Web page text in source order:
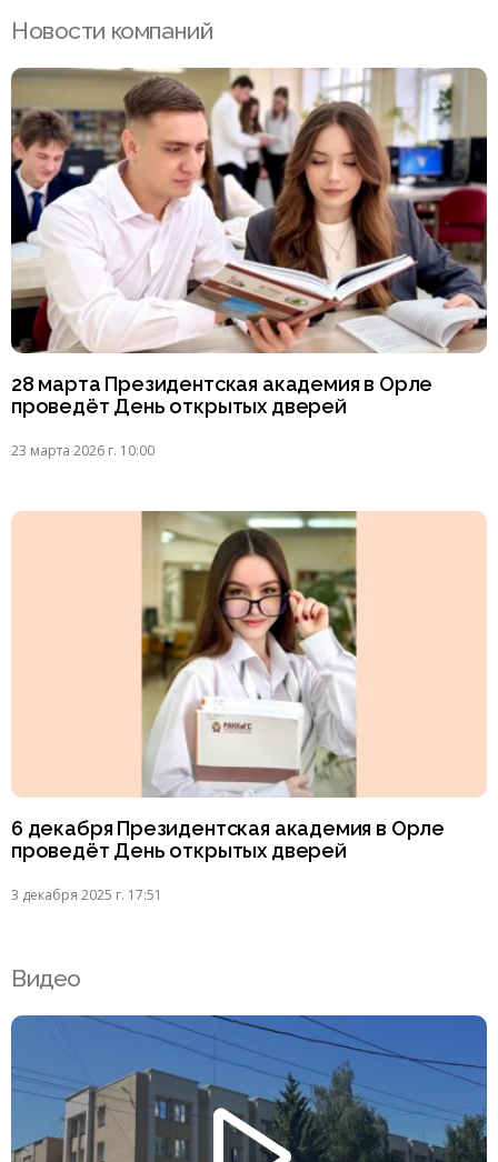
Новости компаний
28 марта Президентская академия в Орле
проведёт День открытых дверей
23 марта 2026 г. 10:00
6 декабря Президентская академия в Орле
проведёт День открытых дверей
3 декабря 2025 г. 17:51
Видео